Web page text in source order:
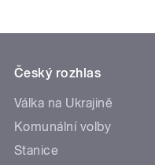
Český rozhlas
Válka na Ukrajině
Komunální volby
Stanice